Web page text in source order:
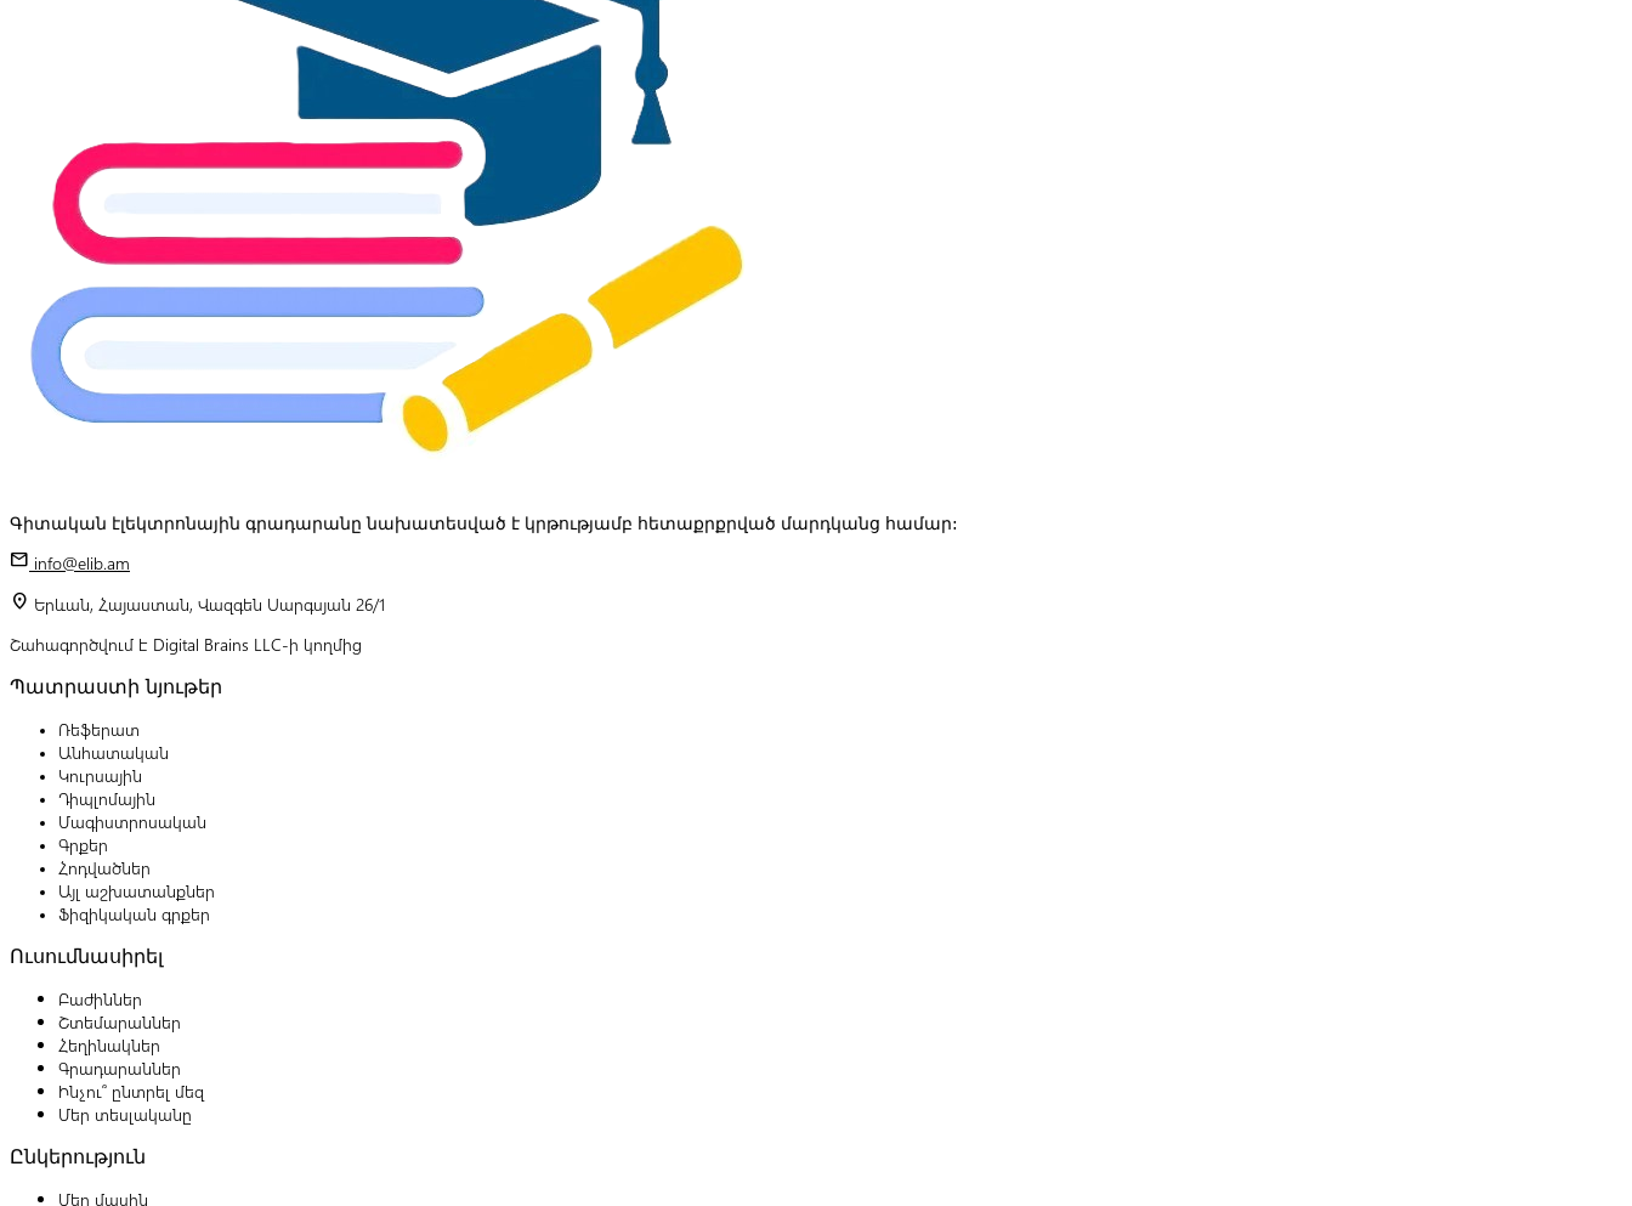
Գիտական էլեկտրոնային գրադարանը նախատեսված է կրթությամբ հետաքրքրված մարդկանց համար:
mail info@elib.am
location_on Երևան, Հայաստան, Վազգեն Սարգսյան 26/1
Շահագործվում է Digital Brains LLC-ի կողմից
Պատրաստի նյութեր
Ռեֆերատ
Անհատական
Կուրսային
Դիպլոմային
Մագիստրոսական
Գրքեր
Հոդվածներ
Այլ աշխատանքներ
Ֆիզիկական գրքեր
Ուսումնասիրել
Բաժիններ
Շտեմարաններ
Հեղինակներ
Գրադարաններ
Ինչու՞ ընտրել մեզ
Մեր տեսլականը
Ընկերություն
Մեր մասին